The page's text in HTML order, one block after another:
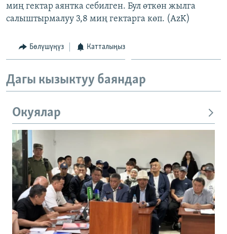
ЫҢГАЙСЫЗ СУРООЛОР
миң гектар аянтка себилген. Бул өткөн жылга
салыштырмалуу 3,8 миң гектарга көп. (AzK)
Бөлүшүңүз Катталыңыз
Дагы кызыктуу баяндар
Окуялар